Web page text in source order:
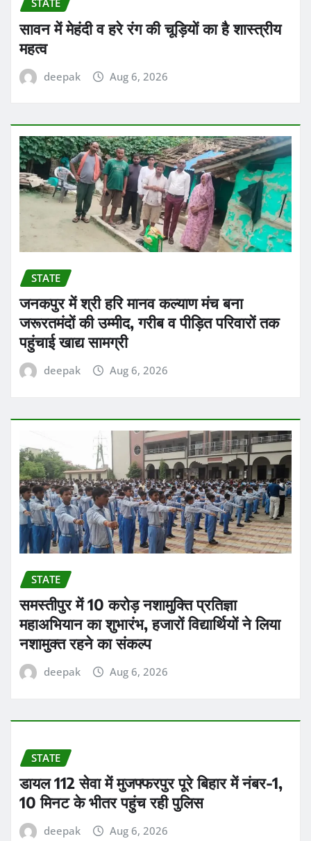
STATE
सावन में मेहंदी व हरे रंग की चूड़ियों का है शास्त्रीय
महत्व
deepak Aug 6, 2026
STATE
जनकपुर में श्री हरि मानव कल्याण मंच बना
जरूरतमंदों की उम्मीद, गरीब व पीड़ित परिवारों तक
पहुंचाई खाद्य सामग्री
deepak Aug 6, 2026
STATE
समस्तीपुर में 10 करोड़ नशामुक्ति प्रतिज्ञा
महाअभियान का शुभारंभ, हजारों विद्यार्थियों ने लिया
नशामुक्त रहने का संकल्प
deepak Aug 6, 2026
STATE
डायल 112 सेवा में मुजफ्फरपुर पूरे बिहार में नंबर-1,
10 मिनट के भीतर पहुंच रही पुलिस
deepak Aug 6, 2026